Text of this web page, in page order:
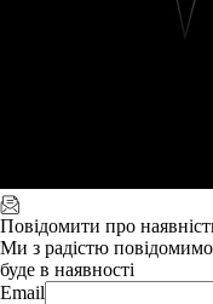
Повідомити про
Ми з радістю
буде в наявності
Email